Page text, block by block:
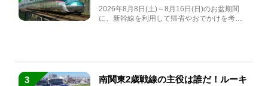
急券も解説
2026年8月8日(土)～8月16日(日)のお盆期間
に、新幹線を利用して帰省やおでかけを考え
3
南関東2歳戦線の主役は誰だ！ルーキ